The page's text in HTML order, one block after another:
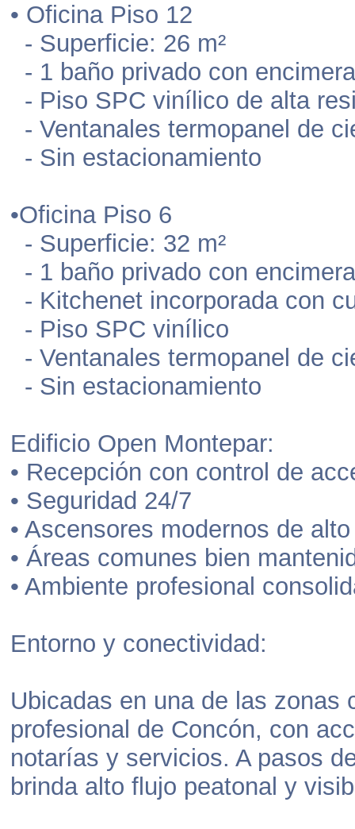
• Oficina Piso 12
- Superficie: 26 m²
- 1 baño privado con
- Piso SPC vinílico de alta
- Ventanales termopanel de
- Sin estacionamiento
•Oficina Piso 6
- Superficie: 32 m²
- 1 baño privado con
- Kitchenet incorporada con
- Piso SPC vinílico
- Ventanales termopanel de
- Sin estacionamiento
Edificio Open Montepar:
• Recepción con control de
• Seguridad 24/7
• Ascensores modernos de
• Áreas comunes bien
• Ambiente profesional
Entorno y conectividad:
Ubicadas en una de las zonas
profesional de Concón, con
notarías y servicios. A pasos
brinda alto flujo peatonal y